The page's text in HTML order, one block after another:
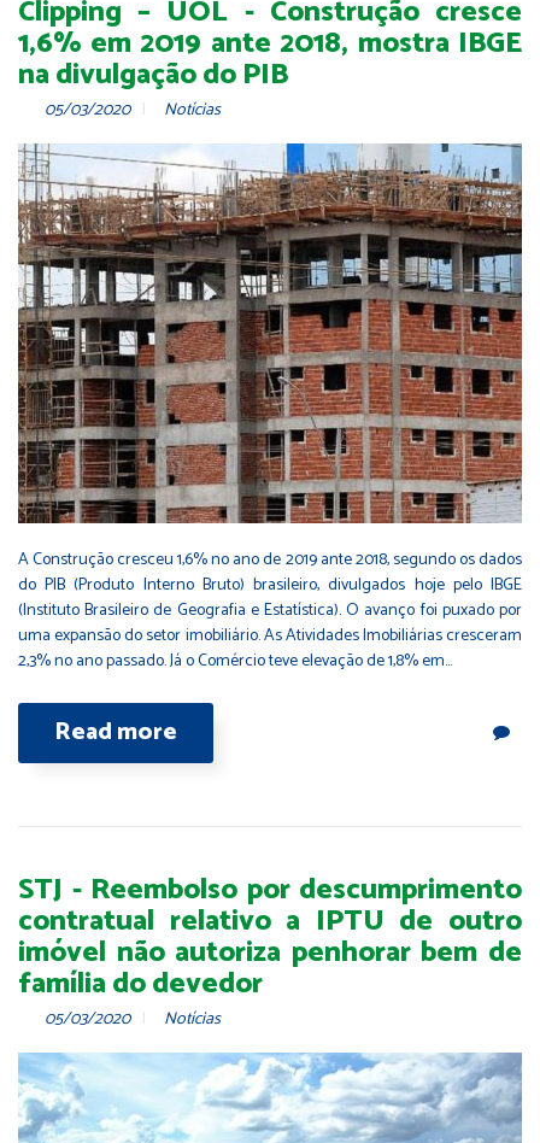
Clipping – UOL - Construção cresce
1,6% em 2019 ante 2018, mostra IBGE
na divulgação do PIB
05/03/2020 Notícias
A Construção cresceu 1,6% no ano de 2019 ante 2018, segundo os dados
do PIB (Produto Interno Bruto) brasileiro, divulgados hoje pelo IBGE
(Instituto Brasileiro de Geografia e Estatística). O avanço foi puxado por
uma expansão do setor imobiliário. As Atividades Imobiliárias cresceram
2,3% no ano passado. Já o Comércio teve elevação de 1,8% em…
Read more
STJ - Reembolso por descumprimento
contratual relativo a IPTU de outro
imóvel não autoriza penhorar bem de
família do devedor
05/03/2020 Notícias